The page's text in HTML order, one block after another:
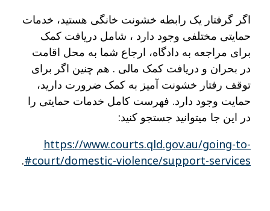
اگر گرفتار یک رابطه خشونت خانگی هستید، خدمات
حمایتی مختلفی وجود دارد ، شامل دریافت کمک
برای مراجعه به دادگاه، ارجاع شما به محل اقامت
در بحران و دریافت کمک مالی . هم چنین اگر برای
توقف رفتار خشونت آمیز به کمک ضرورت دارید،
حمایت وجود دارد. فهرست کامل خدمات حمایتی را
در این جا میتوانید جستجو کنید:
https://www.courts.qld.gov.au/going-to-
court/domestic-violence/support-services#
.